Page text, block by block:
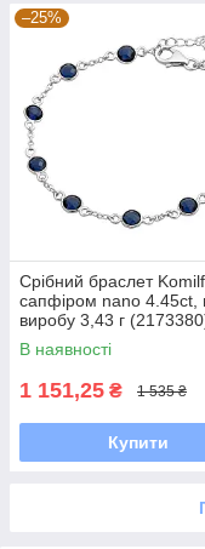
–25%
Срібний браслет
сапфіром nano 4.45ct,
виробу 3,43 г
розмір
В наявності
1 151,25 ₴ 1 535 ₴
Купити